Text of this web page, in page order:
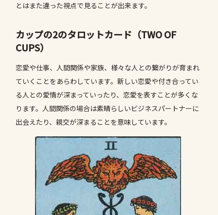
とはまた違った視点で見ることが出来ます。
カップの2のタロットカード（TWO OF
CUPS）
恋愛や仕事、人間関係や家族、様々な人との繋がりが育まれ
ていくことをあらわしています。新しい恋愛や付き合ってい
る人との愛情が深まっていったり、恋愛を表すことが多くな
ります。人間関係の場合は素晴らしいビジネスパートナーに
出会えたり、親交が深まることを意味しています。